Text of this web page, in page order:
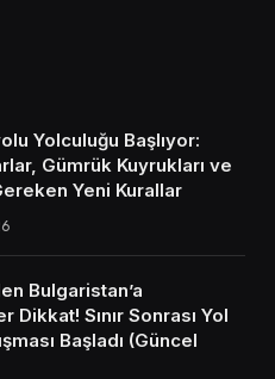
Yolculuğu Başlıyor:
Gümrük Kuyrukları ve
Yeni Kurallar
Bulgaristan’a
Dikkat! Sınır Sonrası Yol
Başladı (Güncel